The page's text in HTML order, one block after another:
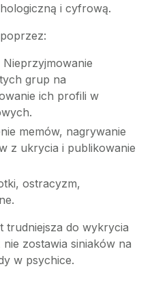
i cyfrową.
Nieprzyjmowanie
grup na
ich profili w
memów, nagrywanie
z ukrycia i publikowanie
ostracyzm,
trudniejsza do wykrycia
zostawia siniaków na
w psychice.